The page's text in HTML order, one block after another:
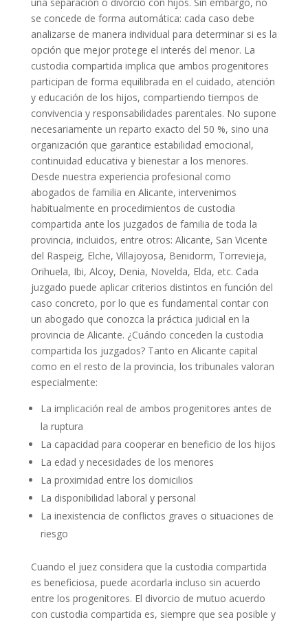
se concede de forma automática: cada caso debe
analizarse de manera individual para determinar si es la
opción que mejor protege el interés del menor. La
custodia compartida implica que ambos progenitores
participan de forma equilibrada en el cuidado, atención
y educación de los hijos, compartiendo tiempos de
convivencia y responsabilidades parentales. No supone
necesariamente un reparto exacto del 50 %, sino una
organización que garantice estabilidad emocional,
continuidad educativa y bienestar a los menores.
Desde nuestra experiencia profesional como
abogados de familia en Alicante, intervenimos
habitualmente en procedimientos de custodia
compartida ante los juzgados de familia de toda la
provincia, incluidos, entre otros: Alicante, San Vicente
del Raspeig, Elche, Villajoyosa, Benidorm, Torrevieja,
Orihuela, Ibi, Alcoy, Denia, Novelda, Elda, etc. Cada
juzgado puede aplicar criterios distintos en función del
caso concreto, por lo que es fundamental contar con
un abogado que conozca la práctica judicial en la
provincia de Alicante. ¿Cuándo conceden la custodia
compartida los juzgados? Tanto en Alicante capital
como en el resto de la provincia, los tribunales valoran
especialmente:
La implicación real de ambos progenitores antes de
la ruptura
La capacidad para cooperar en beneficio de los hijos
La edad y necesidades de los menores
La proximidad entre los domicilios
La disponibilidad laboral y personal
La inexistencia de conflictos graves o situaciones de
riesgo
Cuando el juez considera que la custodia compartida
es beneficiosa, puede acordarla incluso sin acuerdo
entre los progenitores. El divorcio de mutuo acuerdo
con custodia compartida es, siempre que sea posible y